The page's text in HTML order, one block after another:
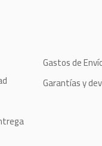
Gastos de
Garantías y